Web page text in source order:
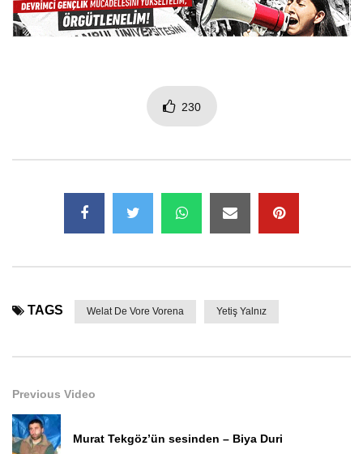
230
TAGS Welat De Vore Vorena Yetiş Yalnız
Previous Video
Murat Tekgöz’ün sesinden – Biya Duri